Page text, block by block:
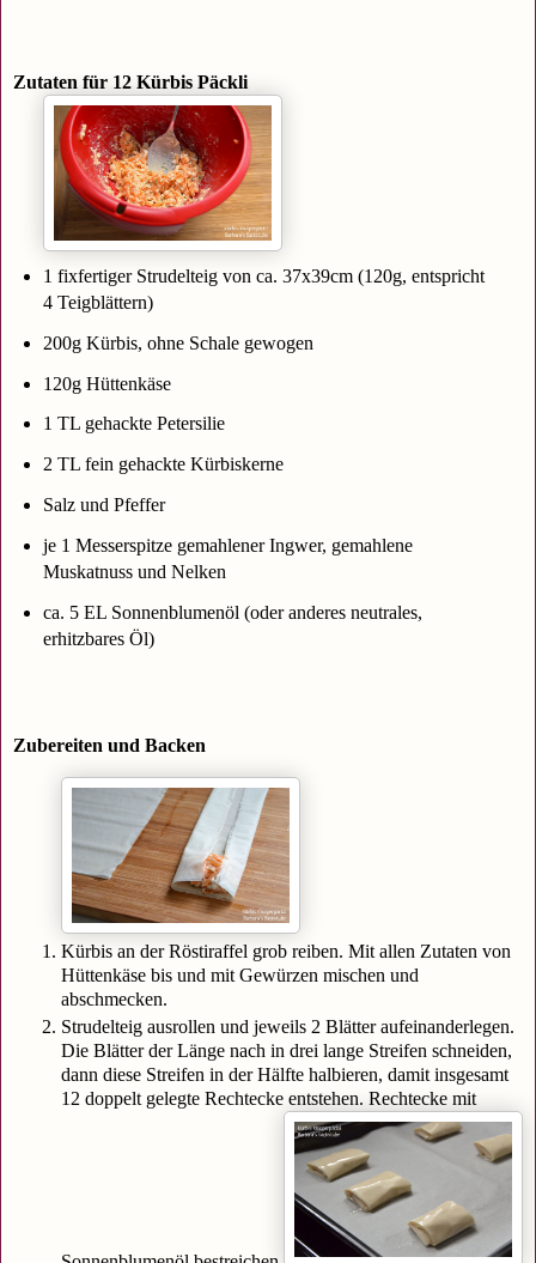
Zutaten für 12 Kürbis Päckli
1 fixfertiger Strudelteig von ca. 37x39cm (120g, entspricht
4 Teigblättern)
200g Kürbis, ohne Schale gewogen
120g Hüttenkäse
1 TL gehackte Petersilie
2 TL fein gehackte Kürbiskerne
Salz und Pfeffer
je 1 Messerspitze gemahlener Ingwer, gemahlene
Muskatnuss und Nelken
ca. 5 EL Sonnenblumenöl (oder anderes neutrales,
erhitzbares Öl)
Zubereiten und Backen
Kürbis an der Röstiraffel grob reiben. Mit allen Zutaten von
Hüttenkäse bis und mit Gewürzen mischen und
abschmecken.
Strudelteig ausrollen und jeweils 2 Blätter aufeinanderlegen.
Die Blätter der Länge nach in drei lange Streifen schneiden,
dann diese Streifen in der Hälfte halbieren, damit insgesamt
12 doppelt gelegte Rechtecke entstehen. Rechtecke mit